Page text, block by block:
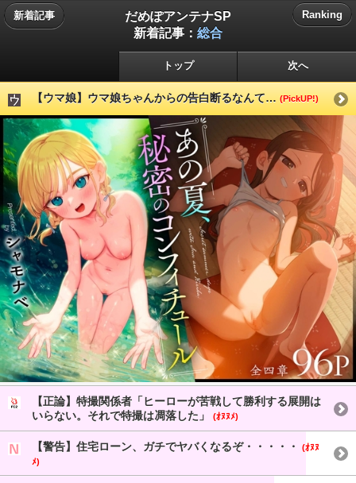
新着記事
だめぽアンテナSP
新着記事： 総合
Ranking
トップ 次へ
【ウマ娘】ウマ娘ちゃんからの告白断るなんて… (PickUP!)
【正論】特撮関係者「ヒーローが苦戦して勝利する展開は
いらない。それで特撮は凋落した」
(ｵﾇﾇﾒ)
【警告】住宅ローン、ガチでヤバくなるぞ・・・・・
(ｵﾇﾇ
ﾒ)